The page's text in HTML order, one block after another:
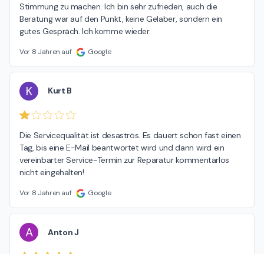
Stimmung zu machen. Ich bin sehr zufrieden, auch die
Beratung war auf den Punkt, keine Gelaber, sondern ein
gutes Gespräch. Ich komme wieder.
Vor 8 Jahren auf Google
K Kurt B
Die Servicequalität ist desaströs. Es dauert schon fast einen
Tag, bis eine E-Mail beantwortet wird und dann wird ein
vereinbarter Service-Termin zur Reparatur kommentarlos
nicht eingehalten!
Vor 8 Jahren auf Google
A Anton J